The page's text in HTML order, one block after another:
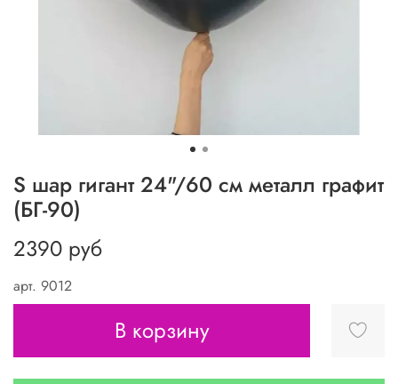
арт. 9012
S шар гигант 24"/60 см металл графит
(БГ-90)
2390 руб
В корзину